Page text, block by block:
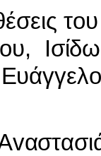
τo
υ, I
o
v